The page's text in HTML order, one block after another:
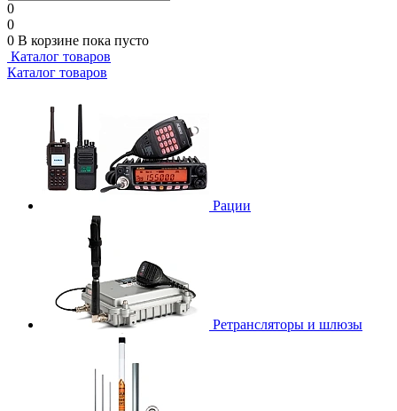
0
0
0 В корзине пока пусто
Каталог товаров
Каталог товаров
Рации
Ретрансляторы и шлюзы